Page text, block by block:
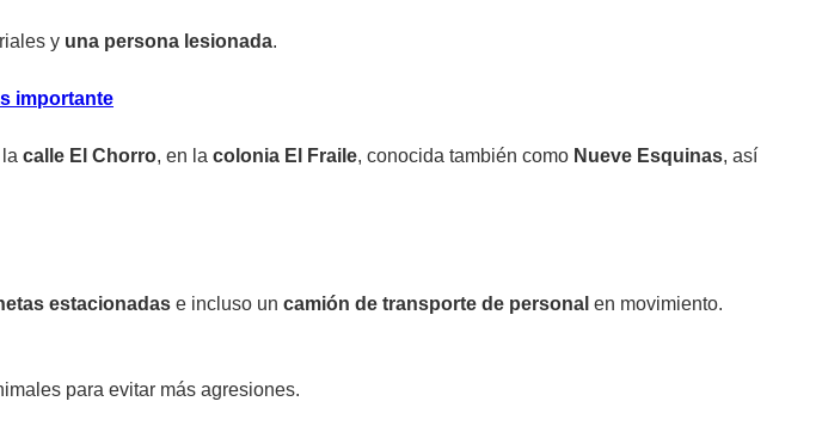
y una persona lesionada.
importante
calle El Chorro, en la colonia El Fraile, conocida también como Nueve Esquinas, así
estacionadas e incluso un camión de transporte de personal en movimiento.
para evitar más agresiones.